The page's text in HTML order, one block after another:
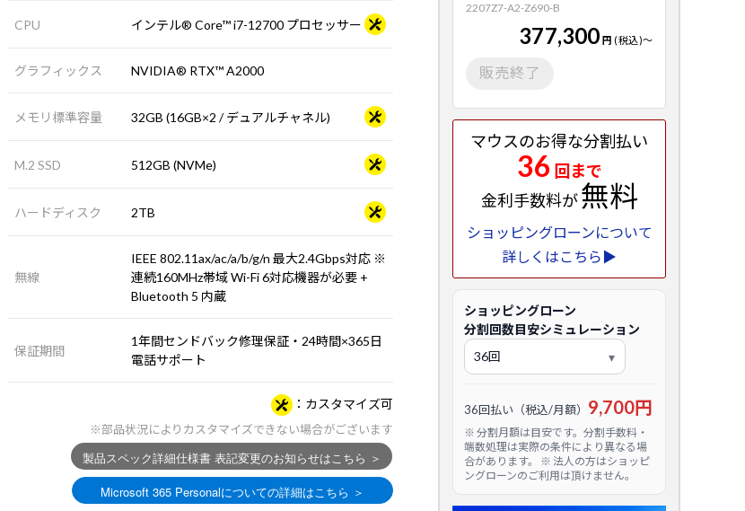
CPU インテル® Core™ i7-12700 プロセッサー
グラフィックス NVIDIA® RTX™ A2000
メモリ標準容量 32GB (16GB×2 / デュアルチャネル)
M.2 SSD 512GB (NVMe)
ハードディスク 2TB
無線
IEEE 802.11ax/ac/a/b/g/n 最大2.4Gbps対応 ※
連続160MHz帯域 Wi-Fi 6対応機器が必要 +
Bluetooth 5 内蔵
保証期間
1年間センドバック修理保証・24時間×365日
電話サポート
カスタマイズ可
※部品状況によりカスタマイズできない場合がございます
2207Z7-A2-Z690-B
377,300 円 (税込)～
販売終了
マウスのお得な分割払い
36 回まで
金利手数料が無料
ショッピングローンについて
詳しくはこちら▶
ショッピングローン
分割回数目安シミュレーション
36回払い（税込/月額） 9,700円
※ 分割月額は目安です。分割手数料・
端数処理は実際の条件により異なる場
合があります。 ※ 法人の方はショッピ
ングローンのご利用は頂けません。